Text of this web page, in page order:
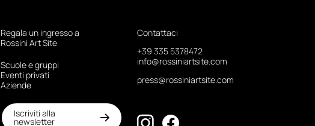
Regala un ingresso a
Rossini Art Site
Scuole e gruppi
Eventi privati
Aziende
Iscriviti alla
newsletter
Contattaci
+39 335 5378472
info@rossiniartsite.com
press@rossiniartsite.com